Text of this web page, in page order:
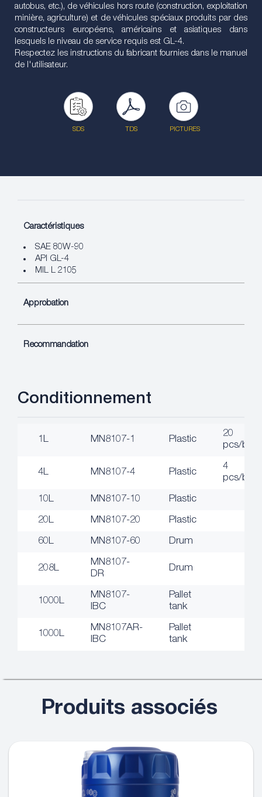
autobus, etc.), de véhicules hors route (construction, exploitation
minière, agriculture) et de véhicules spéciaux produits par des
constructeurs européens, américains et asiatiques dans
lesquels le niveau de service requis est GL-4.
Respectez les instructions du fabricant fournies dans le manuel
de l'utilisateur.
SDS TDS PICTURES
Caractéristiques
SAE 80W-90
API GL-4
MIL L 2105
Approbation
Recommandation
Conditionnement
1L MN8107-1 Plastic
20
pcs/box
4L MN8107-4 Plastic
4
pcs/box
10L MN8107-10 Plastic
20L MN8107-20 Plastic
60L MN8107-60 Drum
208L
MN8107-
DR
Drum
1000L
MN8107-
IBC
Pallet
tank
1000L
MN8107AR-
IBC
Pallet
tank
Produits associés